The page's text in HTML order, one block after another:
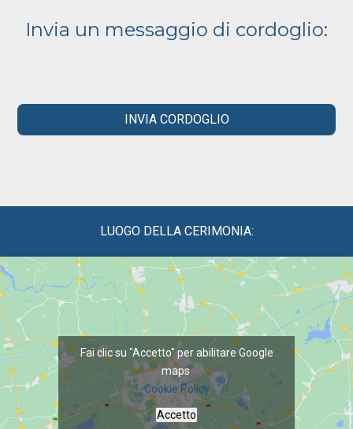
Invia un messaggio di cordoglio:
INVIA CORDOGLIO
LUOGO DELLA CERIMONIA:
Fai clic su "Accetto" per abilitare Google
maps
Cookie Policy
Accetto